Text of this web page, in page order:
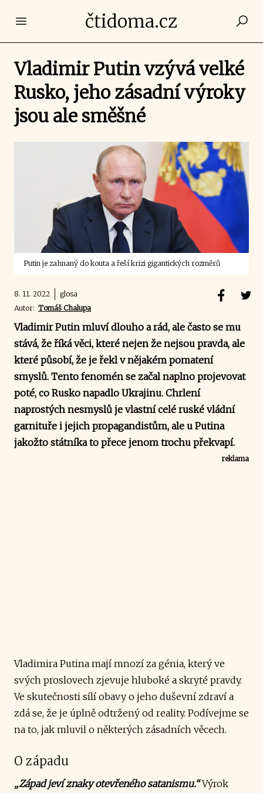
Open main menučtidoma.cz
Vladimir Putin vzývá velké
Rusko, jeho zásadní výroky
jsou ale směšné
Putin je zahnaný do kouta a řeší krizi gigantických rozměrů
8. 11. 2022
glosa
Autor: Tomáš Chalupa
Vladimir Putin mluví dlouho a rád, ale často se mu
stává, že říká věci, které nejen že nejsou pravda, ale
které působí, že je řekl v nějakém pomatení
smyslů. Tento fenomén se začal naplno projevovat
poté, co Rusko napadlo Ukrajinu. Chrlení
naprostých nesmyslů je vlastní celé ruské vládní
garnituře i jejich propagandistům, ale u Putina
jakožto státníka to přece jenom trochu překvapí.
reklama
Vladimira Putina mají mnozí za génia, který ve
svých proslovech zjevuje hluboké a skryté pravdy.
Ve skutečnosti sílí obavy o jeho duševní zdraví a
zdá se, že je úplně odtržený od reality. Podívejme se
na to, jak mluvil o některých zásadních věcech.
O západu
„Západ jeví znaky otevřeného satanismu.“Výrok